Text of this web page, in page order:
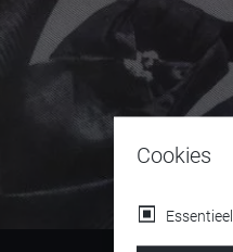
Cookies
Essentieel